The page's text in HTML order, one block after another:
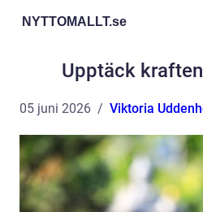
NYTTOMALLT.se
Upptäck
05 juni 2026 Viktoria